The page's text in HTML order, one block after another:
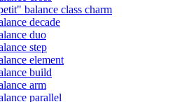
balance class charm
decade
duo
step
element
build
arm
parallel